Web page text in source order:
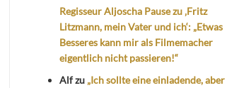
Regisseur Aljoscha Pause zu ‚Fritz
Litzmann, mein Vater und ich‘: „Etwas
Besseres kann mir als Filmemacher
eigentlich nicht passieren!“
Alfzu „Ich sollte eine einladende, aber